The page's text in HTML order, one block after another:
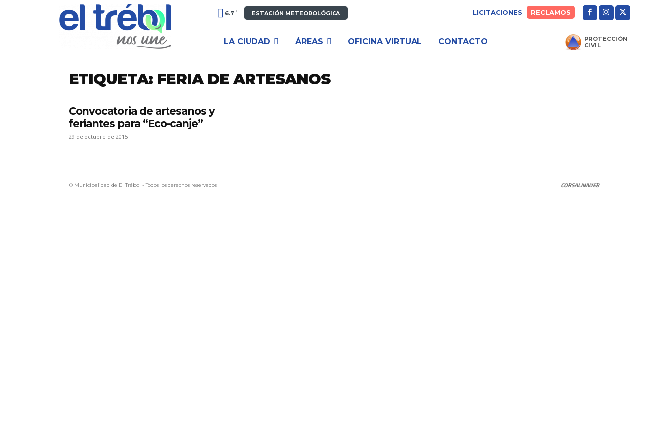
6.7 C ESTACIÓN METEOROLÓGICA LICITACIONES RECLAMOS
LA CIUDAD ÁREAS OFICINA VIRTUAL CONTACTO
PROTECCIÓN
CIVIL
ETIQUETA: FERIA DE ARTESANOS
Convocatoria de artesanos y
feriantes para “Eco-canje”
29 de octubre de 2015
CORSALINIWEB
© Municipalidad de El Trébol - Todos los derechos reservados